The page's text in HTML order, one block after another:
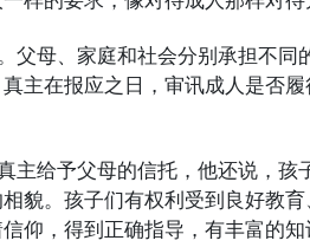
父母、家庭和社会分别承担不同
主在报应之日，审讯成人是否
主给予父母的信托，他还说，孩
貌。孩子们有权利受到良好教
仰，得到正确指导，有丰富的